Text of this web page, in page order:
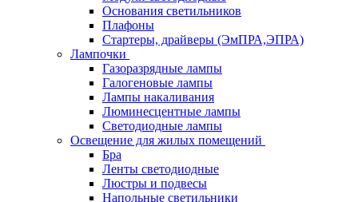
Основания светильников
Плафоны
Стартеры, драйверы (ЭмПРА,ЭПРА)
Лампочки
Газоразрядные лампы
Галогеновые лампы
Лампы накаливания
Люминесцентные лампы
Светодиодные лампы
Освещение для жилых помещений
Бра
Ленты светодиодные
Люстры и подвесы
Напольные светильники